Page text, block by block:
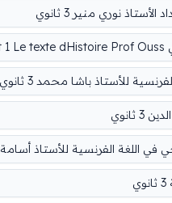
نوري منير 3 ثانوي
للأستاذ باشا محمد 3 ثانوي
الفرنسية للأستاذ أسامة 3 ثانوي